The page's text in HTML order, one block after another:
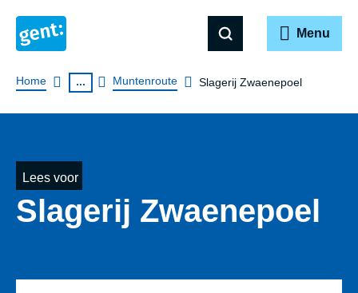
Menu
Breadcrumb
Home ... Muntenroute Slagerij Zwaenepoel
Lees voor
Slagerij Zwaenepoel